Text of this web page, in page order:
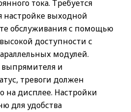
тока. Требуется
настройке выходной
обслуживания с помощью
доступности с
модулей.
выпрямителя и
тревоги должен
на дисплее. Настройки
для удобства